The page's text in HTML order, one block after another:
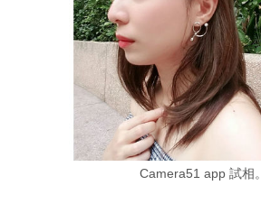
Camera51 app 試相。